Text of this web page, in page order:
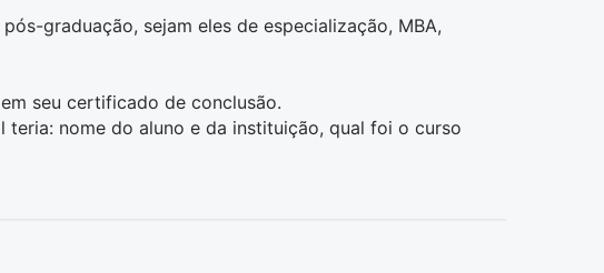
graduação, sejam eles de especialização, MBA,
seu certificado de conclusão.
nome do aluno e da instituição, qual foi o curso